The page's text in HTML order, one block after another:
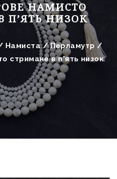
НАМИСТО
П’ЯТЬ НИЗОК
Намиста/Перламутр/
стримане в п’ять низок